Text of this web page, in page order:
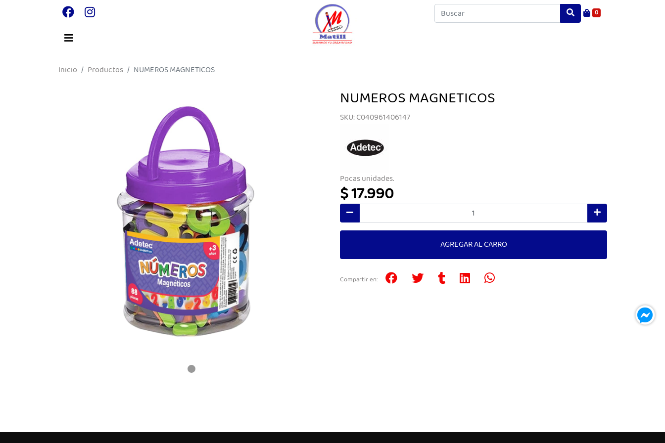
0
Inicio Productos NUMEROS MAGNETICOS
NUMEROS MAGNETICOS
SKU: C040961406147
Pocas unidades.
$ 17.990
AGREGAR AL CARRO
Compartir en: